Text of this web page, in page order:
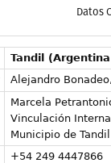
Datos
Tandil
Alejandro
Marcela
Vinculación
Municipio de
+54 249 4447866